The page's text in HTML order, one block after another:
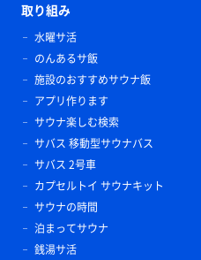
取り組み
水曜サ活
のんあるサ飯
施設のおすすめサウナ飯
アプリ作ります
サウナ楽しむ検索
サバス 移動型サウナバス
サバス 2号車
カプセルトイ サウナキット
サウナの時間
泊まってサウナ
銭湯サ活